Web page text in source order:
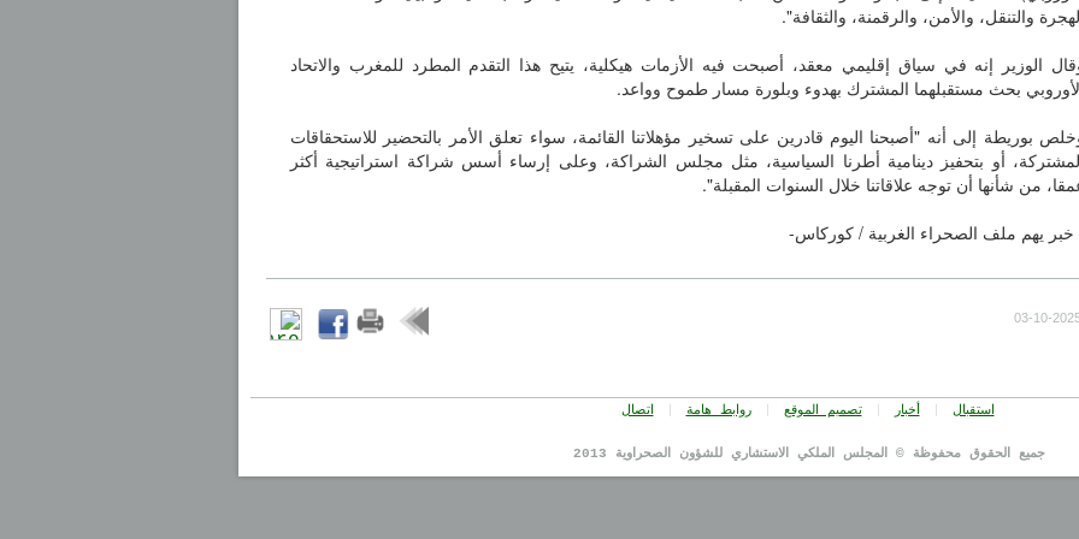
والتنقل، والأمن، والرقمنة، والثقافة".
الوزير إنه في سياق إقليمي معقد، أصبحت فيه الأزمات هيكلية، يتيح هذا التقدم المطرد للمغرب والاتحاد
بحث مستقبلهما المشترك بهدوء وبلورة مسار طموح وواعد.
بوريطة إلى أنه "أصبحنا اليوم قادرين على تسخير مؤهلاتنا القائمة، سواء تعلق الأمر بالتحضير للاستحقاقات
أو بتحفيز دينامية أطرنا السياسية، مثل مجلس الشراكة، وعلى إرساء أسس شراكة استراتيجية أكثر
من شأنها أن توجه علاقاتنا خلال السنوات المقبلة".
خبر يهم ملف الصحراء الغربية / كوركاس-
03-10-
استقبال | أخبار | تصميم الموقع | روابط هامة | اتصال
جميع الحقوق محفوظة © المجلس الملكي الاستشاري للشؤون الصحراوية 2013